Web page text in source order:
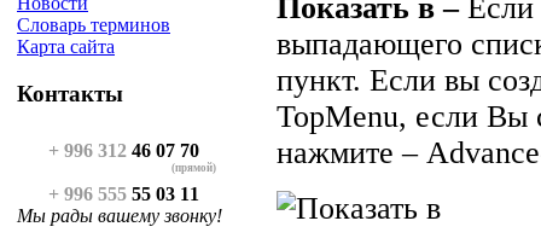
Словарь терминов
Карта сайта
Контакты
+ 996 312 46 07 70
(прямой)
+ 996 555 55 03 11
Мы рады вашему звонку!
Показать в –Если
выпадающего
пункт. Если вы
TopMenu, если Вы
нажмите –